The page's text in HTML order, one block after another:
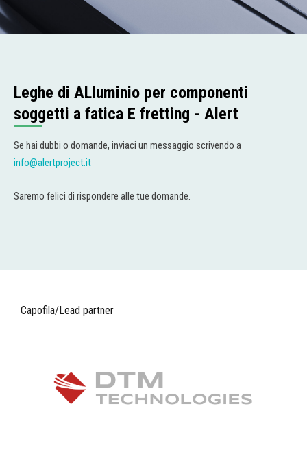
Leghe di ALluminio per componenti
soggetti a fatica E fretting - Alert
Se hai dubbi o domande, inviaci un messaggio scrivendo a
info@alertproject.it
Saremo felici di rispondere alle tue domande.
Capofila/Lead partner